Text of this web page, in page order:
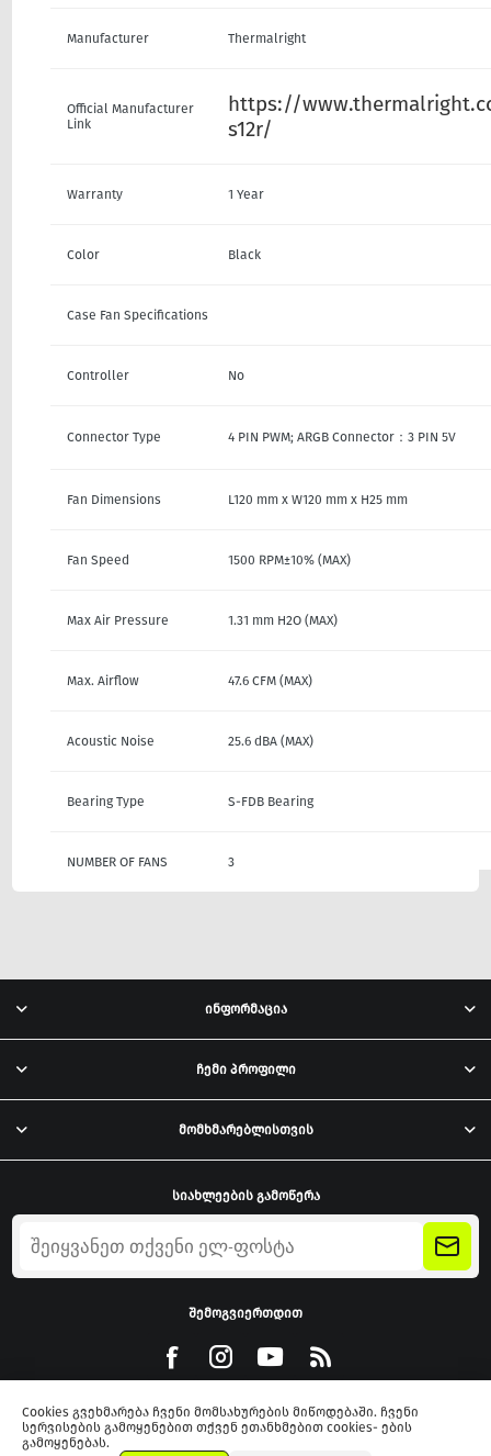
Manufacturer Thermalright
Official Manufacturer
Link
https://
s12r/
Warranty 1 Year
Color Black
Case Fan Specifications
Controller No
Connector Type 4 PIN PWM; ARGB Connector：3 PIN 5V
Fan Dimensions L120 mm x W120 mm x H25 mm
Fan Speed 1500 RPM±10% (MAX)
Max Air Pressure 1.31 mm H2O (MAX)
Max. Airflow 47.6 CFM (MAX)
Acoustic Noise 25.6 dBA (MAX)
Bearing Type S-FDB Bearing
NUMBER OF FANS 3
ინფორმაცია
ჩემი პროფილი
მომხმარებლისთვის
სიახლეების გამოწერა
შემოგვიერთდით
Cookies გვეხმარება ჩვენი მომსახურების მიწოდებაში. ჩვენი
სერვისების გამოყენებით თქვენ ეთანხმებით cookies- ების
გამოყენებას.